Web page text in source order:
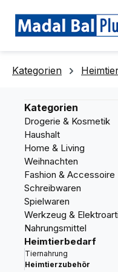
Zur
Kategorien
Kategorien
Drogerie & Kosmetik
Haushalt
Home & Living
Weihnachten
Fashion & Accessoire
Schreibwaren
Spielwaren
Werkzeug &
Nahrungsmittel
Heimtierbedarf
Tiernahrung
Heimtierzubehör